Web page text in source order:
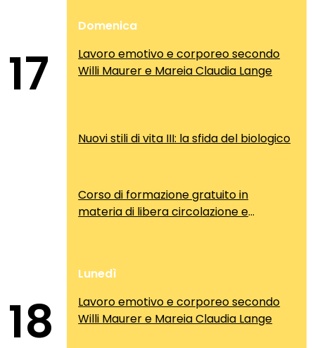
17
Domenica
Lavoro emotivo e corporeo secondo
Willi Maurer e Mareia Claudia Lange
Nuovi stili di vita III: la sfida del biologico
Corso di formazione gratuito in
materia di libera circolazione e
18
Lunedì
Lavoro emotivo e corporeo secondo
Willi Maurer e Mareia Claudia Lange